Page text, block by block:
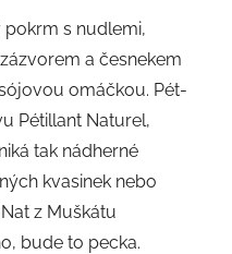
s nudlemi,
a česnekem
omáčkou. Pét-
Pétillant Naturel,
tak nádherné
kvasinek nebo
z Muškátu
bude to pecka.